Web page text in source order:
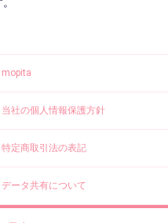
mopita
当社の個人情報保護方針
特定商取引法の表記
データ共有について